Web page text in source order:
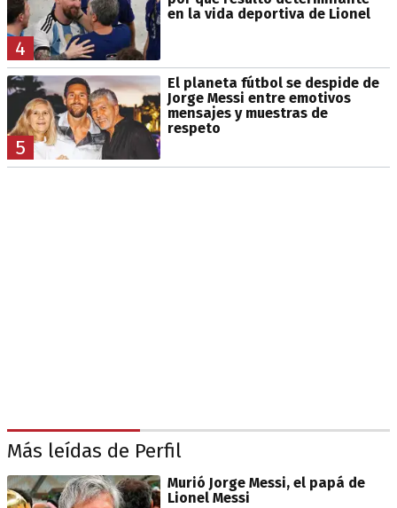
4
en la vida deportiva de Lionel
5
El planeta fútbol se despide de
Jorge Messi entre emotivos
mensajes y muestras de
respeto
Más leídas de Perfil
Murió Jorge Messi, el papá de
Lionel Messi